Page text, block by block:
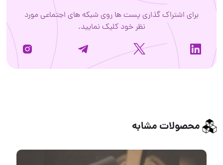
برای اشتراک گذاری پست ها روی شبکه های اجتماعی مورد
نظر خود کلیک نمایید.
محصولات مشابه